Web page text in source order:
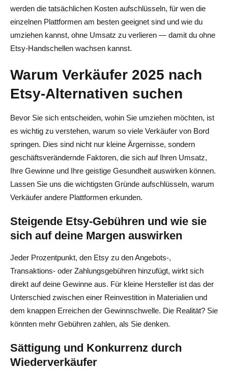
16. Großes Kartell — Am besten für kleine Kataloge
17. Squarespace — designorientiertes Branding
18. WooCommerce — Maximale Flexibilität
Regionale Etsy-Alternativen, die eine Überlegung wert
sind
Produkte
20. DaWanda — Europäischer Kreativmarktplatz
21. iCraft — Kanadas Craft-First-Plattform
Migrationsleitfaden — Von Etsy wechseln, ohne Umsatz
zu verlieren
1. Erstellen Sie ein Backup Ihrer Angebote und SEO-
Metadaten
2. Leiten Sie Käufer über Etsy Bio & Order Notes weiter
3. Bewahren Sie Bewertungen und soziale Beweise auf
4. Inventar während der Umstellung synchronisieren
Gebührenrechner — Finden Sie Ihren Break-Even-Punkt
pro Verkauf
werden die tatsächlichen Kosten aufschlüsseln, für wen die
einzelnen Plattformen am besten geeignet sind und wie du
umziehen kannst, ohne Umsatz zu verlieren — damit du ohne
Etsy-Handschellen wachsen kannst.
Warum Verkäufer 2025 nach
Etsy-Alternativen suchen
Bevor Sie sich entscheiden, wohin Sie umziehen möchten, ist
es wichtig zu verstehen, warum so viele Verkäufer von Bord
springen. Dies sind nicht nur kleine Ärgernisse, sondern
geschäftsverändernde Faktoren, die sich auf Ihren Umsatz,
Ihre Gewinne und Ihre geistige Gesundheit auswirken können.
Lassen Sie uns die wichtigsten Gründe aufschlüsseln, warum
Verkäufer andere Plattformen erkunden.
Steigende Etsy-Gebühren und wie sie
sich auf deine Margen auswirken
Jeder Prozentpunkt, den Etsy zu den Angebots-,
Transaktions- oder Zahlungsgebühren hinzufügt, wirkt sich
direkt auf deine Gewinne aus. Für kleine Hersteller ist das der
Unterschied zwischen einer Reinvestition in Materialien und
dem knappen Erreichen der Gewinnschwelle. Die Realität? Sie
könnten mehr Gebühren zahlen, als Sie denken.
Sättigung und Konkurrenz durch
Wiederverkäufer